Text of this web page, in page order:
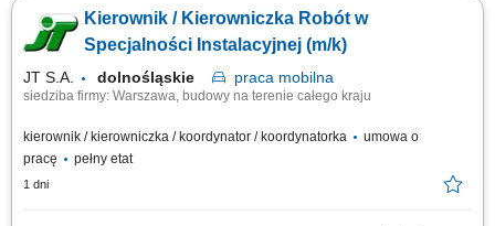
projektową. Nadzór nad przestrzeganiem zasad BHP. Organizacja i
realizacja inwestycji zgodnie z harmonogramem. Egzekwowanie
Kierownik / Kierowniczka Robót w
Specjalności Instalacyjnej (m/k)
JT S.A. dolnośląskie praca mobilna
siedziba firmy: Warszawa, budowy na terenie całego kraju
kierownik / kierowniczka / koordynator / koordynatorka
umowa o
pracę
pełny etat
1 dni